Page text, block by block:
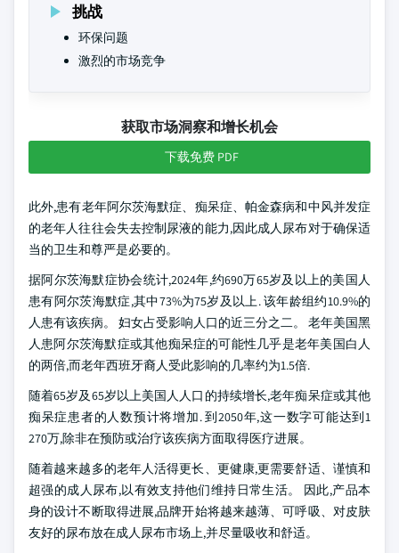
挑战
环保问题
激烈的市场竞争
获取市场洞察和增长机会
下载免费 PDF
此外,患有老年阿尔茨海默症、痴呆症、帕金森病和中风并发症
的老年人往往会失去控制尿液的能力,因此成人尿布对于确保适
当的卫生和尊严是必要的。
据阿尔茨海默症协会统计,2024年,约690万65岁及以上的美国人
患有阿尔茨海默症,其中73%为75岁及以上. 该年龄组约10.9%的
人患有该疾病。 妇女占受影响人口的近三分之二。 老年美国黑
人患阿尔茨海默症或其他痴呆症的可能性几乎是老年美国白人
的两倍,而老年西班牙裔人受此影响的几率约为1.5倍.
随着65岁及65岁以上美国人人口的持续增长,老年痴呆症或其他
痴呆症患者的人数预计将增加. 到2050年,这一数字可能达到1
270万,除非在预防或治疗该疾病方面取得医疗进展。
随着越来越多的老年人活得更长、更健康,更需要舒适、谨慎和
超强的成人尿布,以有效支持他们维持日常生活。 因此,产品本
身的设计不断取得进展,品牌开始将越来越薄、可呼吸、对皮肤
友好的尿布放在成人尿布市场上,并尽量吸收和舒适。